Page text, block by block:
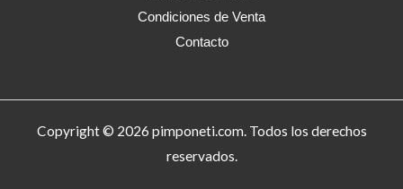
Condiciones de Venta
Contacto
Copyright © 2026 pimponeti.com. Todos los derechos
reservados.